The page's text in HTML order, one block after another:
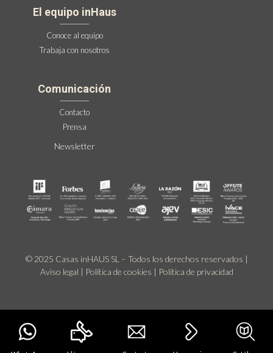
El equipo inHaus
Conoce al equipo
Trabaja con nosotros
Comunicación
Contacto
Prensa
Newsletter
© 2025 Casas inHAUS SL – Todos los derechos reservados |
Aviso legal | Política de cookies | Política de privacidad